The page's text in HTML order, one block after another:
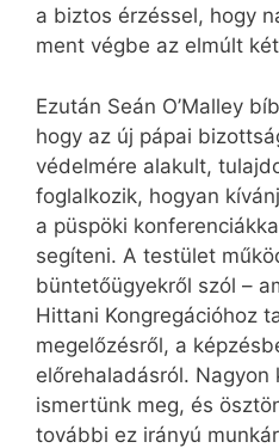
a biztos érzéssel, hogy
ment végbe az elmúlt
Ezután Seán O’Malley
hogy az új pápai
védelmére alakult,
foglalkozik, hogyan
a püspöki
segíteni. A testület
büntetőügyekről szól –
Hittani Kongregációhoz
megelőzésről, a
előrehaladásról.
ismertünk meg, és
további ez irányú